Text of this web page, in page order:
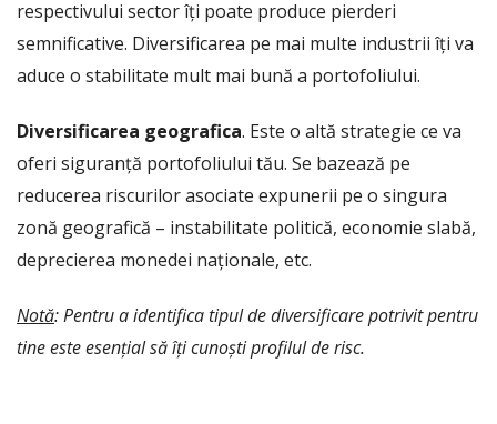
respectivului sector îți poate produce pierderi
semnificative. Diversificarea pe mai multe industrii îți va
aduce o stabilitate mult mai bună a portofoliului.
Diversificarea geografica. Este o altă strategie ce va
oferi siguranță portofoliului tău. Se bazează pe
reducerea riscurilor asociate expunerii pe o singura
zonă geografică – instabilitate politică, economie slabă,
deprecierea monedei naționale, etc.
Notă: Pentru a identifica tipul de diversificare potrivit pentru
tine este esențial să îți cunoști profilul de risc.